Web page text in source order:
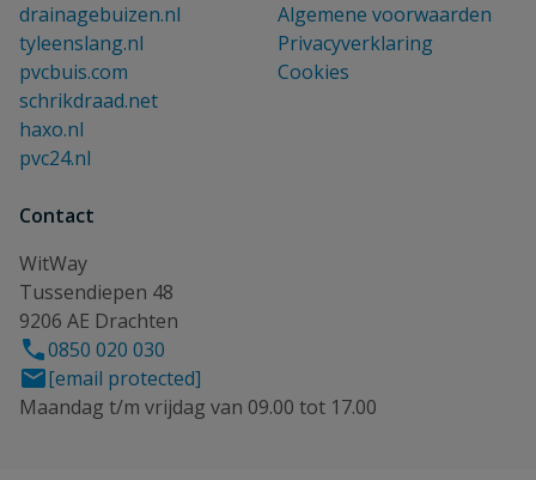
drainagebuizen.nl
tyleenslang.nl
pvcbuis.com
schrikdraad.net
haxo.nl
pvc24.nl
Algemene voorwaarden
Privacyverklaring
Cookies
Contact
WitWay
Tussendiepen 48
9206 AE Drachten
0850 020 030
[email protected]
Maandag t/m vrijdag van 09.00 tot 17.00